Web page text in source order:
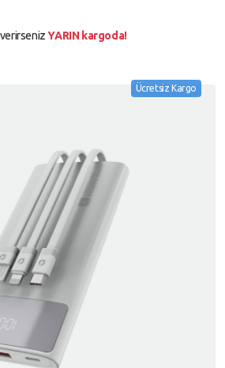
verirsenizYARIN kargoda!
Ücretsiz Kargo